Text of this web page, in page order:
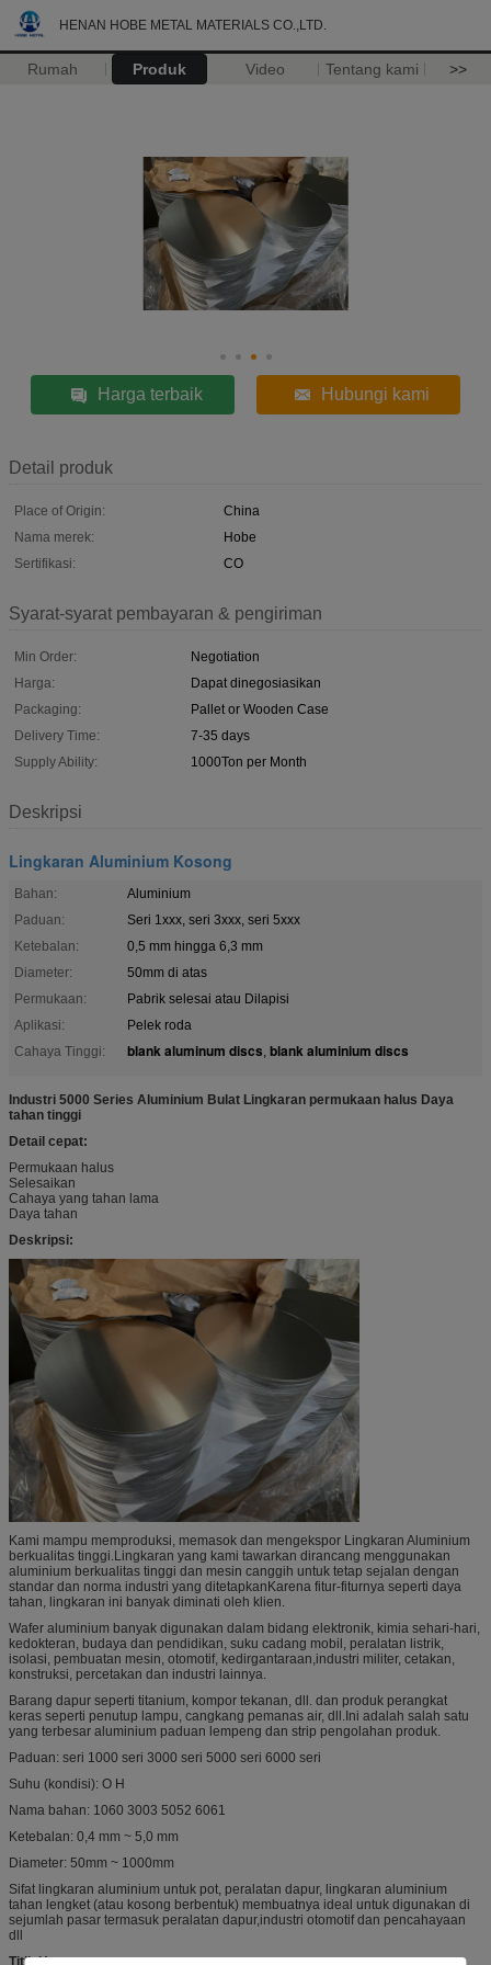
HENAN HOBE METAL MATERIALS CO.,LTD.
Rumah Produk Video Tentang kami >>
Harga terbaik Hubungi kami
Detail produk
Place of Origin:
China
Nama merek:
Hobe
Sertifikasi:
CO
Syarat-syarat pembayaran & pengiriman
Min Order:
Negotiation
Harga:
Dapat dinegosiasikan
Packaging:
Pallet or Wooden Case
Delivery Time:
7-35 days
Supply Ability:
1000Ton per Month
Deskripsi
Lingkaran Aluminium Kosong
Bahan:
Aluminium
Paduan:
Seri 1xxx, seri 3xxx, seri 5xxx
Ketebalan:
0,5 mm hingga 6,3 mm
Diameter:
50mm di atas
Permukaan:
Pabrik selesai atau Dilapisi
Aplikasi:
Pelek roda
Cahaya Tinggi:
blank aluminum discs, blank aluminium discs
Industri 5000 Series Aluminium Bulat Lingkaran permukaan halus Daya
tahan tinggi
Detail cepat:
Permukaan halus
Selesaikan
Cahaya yang tahan lama
Daya tahan
Deskripsi:
Kami mampu memproduksi, memasok dan mengekspor Lingkaran Aluminium
berkualitas tinggi.Lingkaran yang kami tawarkan dirancang menggunakan
aluminium berkualitas tinggi dan mesin canggih untuk tetap sejalan dengan
standar dan norma industri yang ditetapkanKarena fitur-fiturnya seperti daya
tahan, lingkaran ini banyak diminati oleh klien.
Wafer aluminium banyak digunakan dalam bidang elektronik, kimia sehari-hari,
kedokteran, budaya dan pendidikan, suku cadang mobil, peralatan listrik,
isolasi, pembuatan mesin, otomotif, kedirgantaraan,industri militer, cetakan,
konstruksi, percetakan dan industri lainnya.
Barang dapur seperti titanium, kompor tekanan, dll. dan produk perangkat
keras seperti penutup lampu, cangkang pemanas air, dll.Ini adalah salah satu
yang terbesar aluminium paduan lempeng dan strip pengolahan produk.
Paduan: seri 1000 seri 3000 seri 5000 seri 6000 seri
Suhu (kondisi): O H
Nama bahan: 1060 3003 5052 6061
Ketebalan: 0,4 mm ~ 5,0 mm
Diameter: 50mm ~ 1000mm
Sifat lingkaran aluminium untuk pot, peralatan dapur, lingkaran aluminium
tahan lengket (atau kosong berbentuk) membuatnya ideal untuk digunakan di
sejumlah pasar termasuk peralatan dapur,industri otomotif dan pencahayaan
dll
Titik Utama